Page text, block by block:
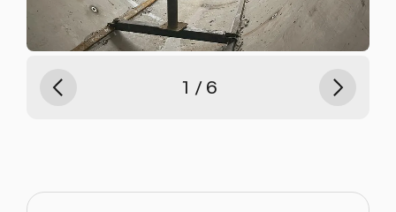
Previous 1 von
6 Weiter